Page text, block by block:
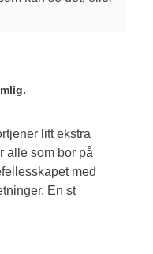
litt ekstra
alle som bor på
med
En st